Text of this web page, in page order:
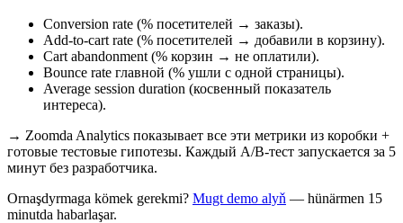
Conversion rate (% посетителей → заказы).
Add-to-cart rate (% посетителей → добавили в корзину).
Cart abandonment (% корзин → не оплатили).
Bounce rate главной (% ушли с одной страницы).
Average session duration (косвенный показатель
интереса).
→ Zoomda Analytics показывает все эти метрики из коробки +
готовые тестовые гипотезы. Каждый A/B-тест запускается за 5
минут без разработчика.
Ornaşdyrmaga kömek gerekmi? Mugt demo alyň — hünärmen 15
minutda habarlaşar.